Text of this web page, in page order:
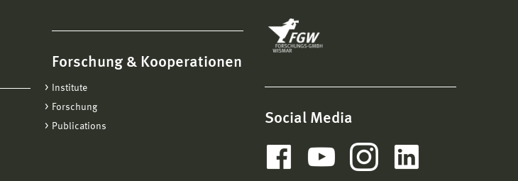
Forschung & Kooperationen
Institute
Forschung
Publications
Social Media